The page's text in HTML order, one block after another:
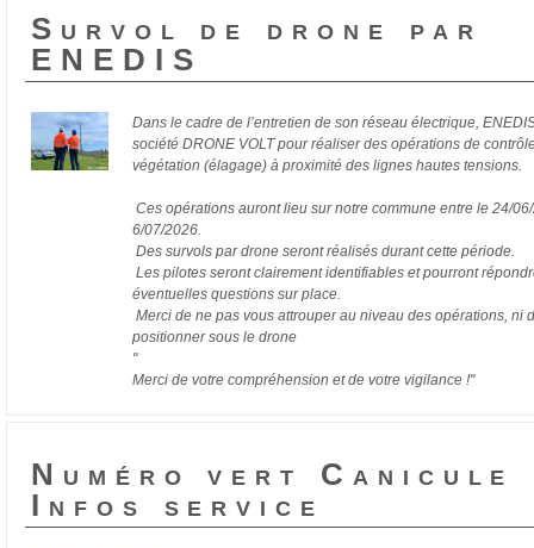
Survol de drone par
ENEDIS
Dans le cadre de l’entretien de son réseau électrique,
société DRONE VOLT pour réaliser des opérations de
végétation (élagage) à proximité des lignes hautes tensions.
Ces opérations auront lieu sur notre commune entre le 24/
6/07/2026.
Des survols par drone seront réalisés durant cette période.
Les pilotes seront clairement identifiables et pourront
éventuelles questions sur place.
Merci de ne pas vous attrouper au niveau des opérations, ni
positionner sous le drone
"
Merci de votre compréhension et de votre vigilance !"
Numéro vert Canicule
Infos service